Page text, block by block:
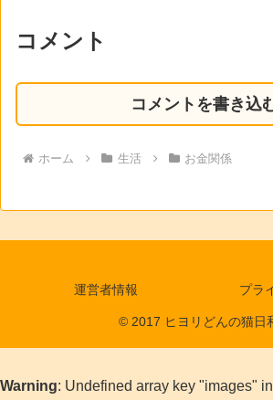
コメント
コメントを書き込
ホーム 生活 お金関係
運営者情報 プラ
© 2017 ヒヨリどんの猫日
Warning: Undefined array key "images" in